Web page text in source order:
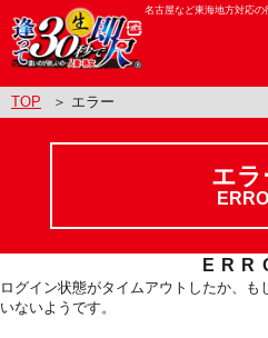
名古屋など東海地方対応
TOP ＞ エラー
エラ
ログイン状態がタイムアウトしたか、
いないようです。